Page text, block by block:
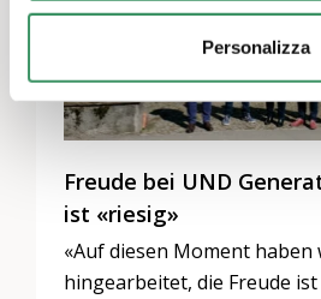
Personalizza
Freude bei UND
ist «riesig»
«Auf diesen Moment haben
hingearbeitet, die Freude